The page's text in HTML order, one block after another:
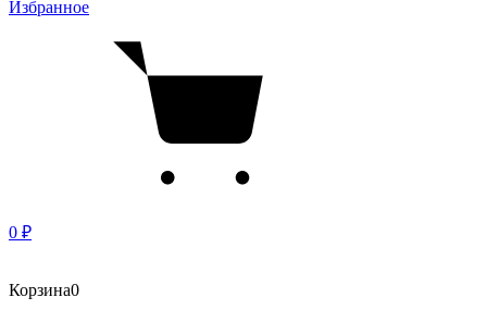
Избранное
0 ₽
Корзина0